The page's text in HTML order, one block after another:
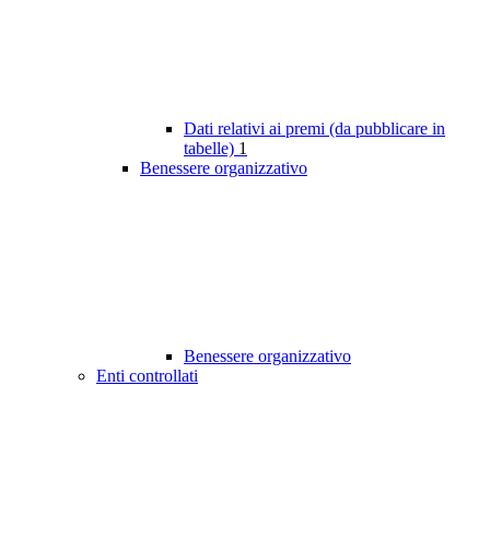
Dati relativi ai premi (da pubblicare in
tabelle) 1
Benessere organizzativo
Benessere organizzativo
Enti controllati